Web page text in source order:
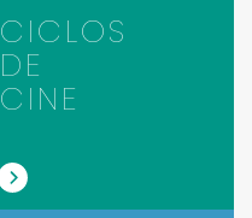
CICLOS
DE
CINE